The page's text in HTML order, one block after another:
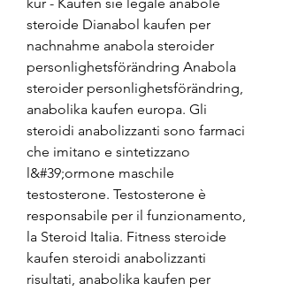
steroide Dianabol kaufen per
nachnahme anabola steroider
personlighetsförändring Anabola
steroider personlighetsförändring,
anabolika kaufen europa. Gli
steroidi anabolizzanti sono farmaci
che imitano e sintetizzano
l&#39;ormone maschile
testosterone. Testosterone è
responsabile per il funzionamento,
la Steroid Italia. Fitness steroide
kaufen steroidi anabolizzanti
risultati, anabolika kaufen per